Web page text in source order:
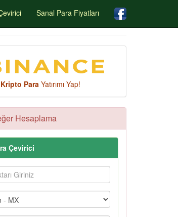
Sanal Para Fiyatları
Kripto Para Yatırımı Yap!
Hesaplama
Çevirici